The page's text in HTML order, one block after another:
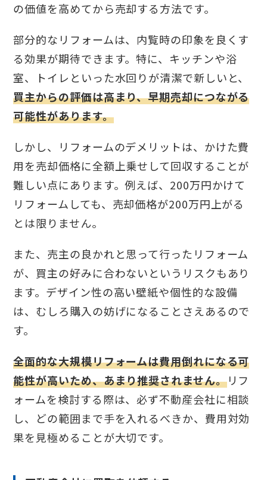
の価値を高めてから売却する方法です。
部分的なリフォームは、内覧時の印象を良くす
る効果が期待できます。特に、キッチンや浴
室、トイレといった水回りが清潔で新しいと、
買主からの評価は高まり、早期売却につながる
可能性があります。
しかし、リフォームのデメリットは、かけた費
用を売却価格に全額上乗せして回収することが
難しい点にあります。例えば、200万円かけて
リフォームしても、売却価格が200万円上がる
とは限りません。
また、売主の良かれと思って行ったリフォーム
が、買主の好みに合わないというリスクもあり
ます。デザイン性の高い壁紙や個性的な設備
は、むしろ購入の妨げになることさえあるので
す。
全面的な大規模リフォームは費用倒れになる可
能性が高いため、あまり推奨されません。リフ
ォームを検討する際は、必ず不動産会社に相談
し、どの範囲まで手を入れるべきか、費用対効
果を見極めることが大切です。